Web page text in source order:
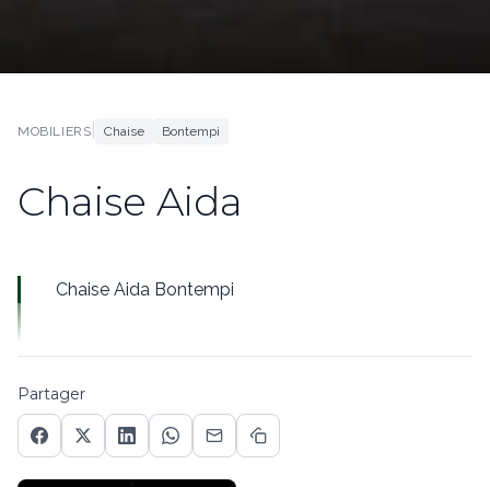
MOBILIERS Chaise Bontempi
Chaise Aida
Chaise Aida Bontempi
Partager